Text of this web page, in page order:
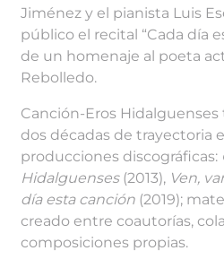
Jiménez y el pianista Luis
público el recital “Cada día
de un homenaje al poeta
Rebolledo.
Canción-Eros
dos décadas de trayectoria
producciones discográficas:
Hidalguenses(2013), Ven,
día esta canción(2019);
creado entre coautorías,
composiciones propias.